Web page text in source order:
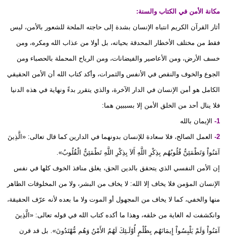
مكانة الأمن في الكتاب والسنة:
أثار القرآن الكريم انتباه الإنسان بشدة إلى حاجته الملحة للشعور بالأمن، ليس
فقط من مختلف الأخطار المحدقة بحياته، بل أولا من عذاب الله ومكره، ومن
خسف الأرض، ومن الأعاصير والفيضانات، ومن الرياح المحملة بالحصباء ومن
الجوع والخوف والنقص في الأنفس والثمرات، وأكد كتاب الله أن الأمن الحقيقي
الكامل هو أمن الإنسان في الدار الآخرة، والذي يتقرر بدءً ونهاية في هذه الدنيا
فلا ينال أحد من الخلق الأمن إلا بسببين هما:
1- الإيمان بالله
2- العمل الصالح، فلا سعادة للإنسان بدونهما في الدارين كما قال تعالى: «الَّذِينَ
آمَنُواْ وَتَطْمَئِنُّ قُلُوبُهُم بِذِكْرِ اللَّهِ أَلاَ بِذِكْرِ اللَّهِ تَطْمَئِنُّ الْقُلُوبُ».
إن الأمن النفسي الذي يتحقق بالدين الحق، يغلق منافذ الخوف كلها في نفس
الإنسان المؤمن فلا يخاف إلا الله: لا يخاف من البشر، ولا من المخلوقات الظاهر
منها والخفي، كما لا يخاف من المجهول أو الموت ولا ما بعده لأنه عرّف الحقيقة،
وانكشفت له الغاية من خلقه، وهذا ما أكده كتاب الله في قوله تعالى: «الَّذِينَ
آمَنُواْ وَلَمْ يَلْبِسُواْ إِيمَانَهُم بِظُلْمٍ أُوْلَـئِكَ لَهُمُ الأَمْنُ وَهُم مُّهْتَدُونَ». بل قد قرن